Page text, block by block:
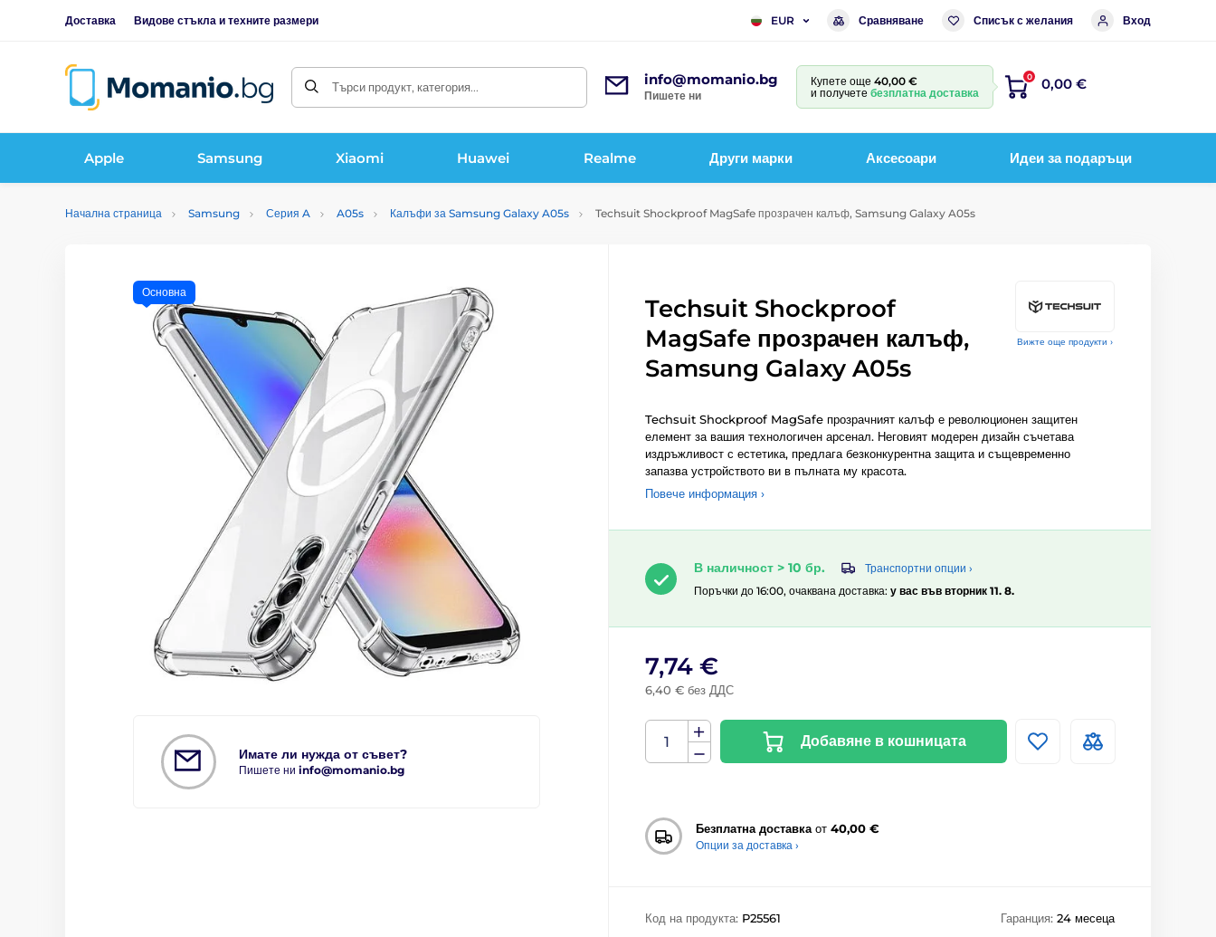
Доставка Видове стъкла и техните размери EUR Сравняване Списък с желания Вход
Търси продукт, категория... info@momanio.bg
Пишете ни
Купете още 40,00 €
и получете безплатна доставка
0 0,00 €
Apple Samsung Xiaomi Huawei Realme Други марки Аксесоари Идеи за подаръци
Начална страница Samsung Серия A A05s Калъфи за Samsung Galaxy A05s Techsuit Shockproof MagSafe прозрачен калъф, Samsung Galaxy A05s
Вижте още продукти ›
Имате ли нужда от съвет?
Пишете ни info@momanio.bg
Основна
Techsuit Shockproof
MagSafe прозрачен калъф,
Samsung Galaxy A05s
Techsuit Shockproof MagSafe прозрачният калъф е революционен защитен
елемент за вашия технологичен арсенал. Неговият модерен дизайн съчетава
издръжливост с естетика, предлага безконкурентна защита и същевременно
запазва устройството ви в пълната му красота.
Повече информация ›
В наличност > 10 бр.
Транспортни опции ›
Поръчки до 16:00, очаквана доставка: у вас във вторник 11. 8.
7,74 €
6,40 € без ДДС
Добавяне в кошницата
Безплатна доставка от 40,00 €
Опции за доставка ›
Код на продукта: P25561 Гаранция: 24 месеца